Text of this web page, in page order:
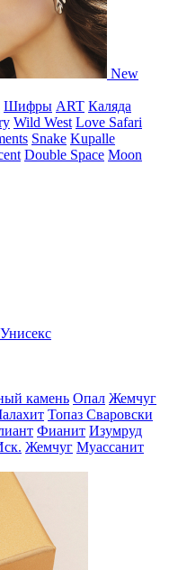
New
Шифры ART Каляда
Wild West Love Safari
Snake Kupalle
Double Space Moon
Унисекс
камень Опал Жемчуг
Топаз Сваровски
Фианит Изумруд
Жемчуг Муассанит